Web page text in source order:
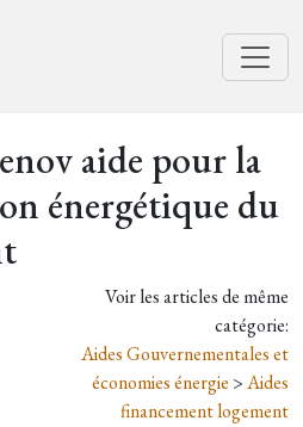
aide pour la
énergétique du
Voir les articles de même
catégorie:
Aides Gouvernementales et
économies énergie >Aides
financement logement